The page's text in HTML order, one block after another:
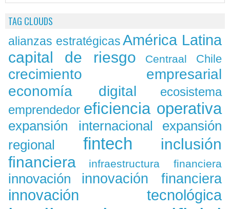
TAG CLOUDS
alianzas estratégicas América Latina
capital de riesgo Centraal Chile
crecimiento empresarial
economía digital
ecosistema
emprendedor eficiencia operativa
expansión internacional
expansión
regional
fintech
inclusión
financiera
infraestructura financiera
innovación innovación financiera
innovación tecnológica